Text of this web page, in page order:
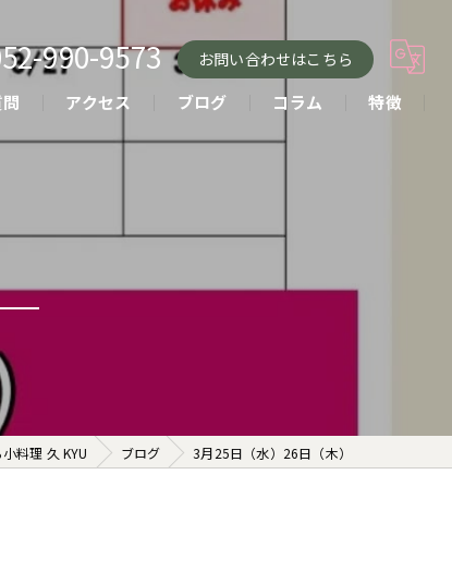
990-9573 お問い合わせはこちら
アクセス ブログ コラム 特徴
料理 久 KYU ブログ 3月25日（水）26日（木）